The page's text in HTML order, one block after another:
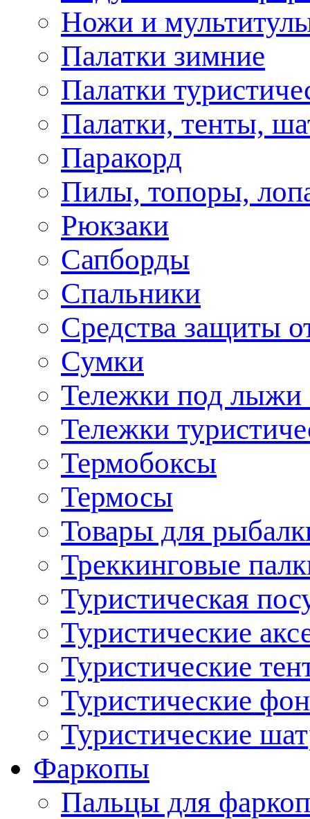
Ножи и
Палатки зимние
Палатки
Палатки, тенты,
Паракорд
Пилы, топоры,
Рюкзаки
Сапборды
Спальники
Средства защиты
Сумки
Тележки под лыжи
Тележки
Термобоксы
Термосы
Товары для
Треккинговые
Туристическая
Туристические
Туристические
Туристические
Туристические
Фаркопы
Пальцы для